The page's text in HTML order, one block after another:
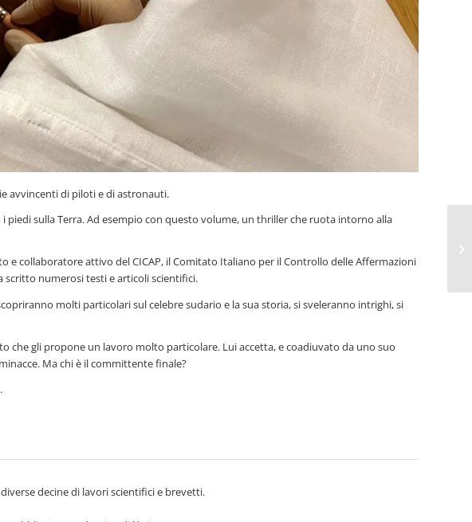
avvincenti di piloti e di astronauti.
piedi sulla Terra. Ad esempio con questo volume, un thriller che ruota intorno alla
e collaboratore attivo del CICAP, il Comitato Italiano per il Controllo delle Affermazioni
scritto numerosi testi e articoli scientifici.
molti particolari sul celebre sudario e la sua storia, si sveleranno intrighi, si
che gli propone un lavoro molto particolare. Lui accetta, e coadiuvato da uno suo
Ma chi è il committente finale?
decine di lavori scientifici e brevetti.